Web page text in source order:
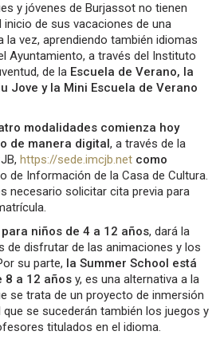
y jóvenes de Burjassot no tienen
de sus vacaciones de una
la vez, aprendiendo también idiomas
Ayuntamiento, a través del Instituto
de la Escuela de Verano, la
Jove y la Mini Escuela de Verano
modalidades comienza hoy
de manera digital, a través de la
https://sede.imcjb.net como
de Información de la Casa de Cultura.
necesario solicitar cita previa para
niños de 4 a 12 años, dará la
de disfrutar de las animaciones y los
su parte, la Summer School está
8 a 12 años y, es una alternativa a la
se trata de un proyecto de inmersión
que se sucederán también los juegos y
titulados en el idioma.